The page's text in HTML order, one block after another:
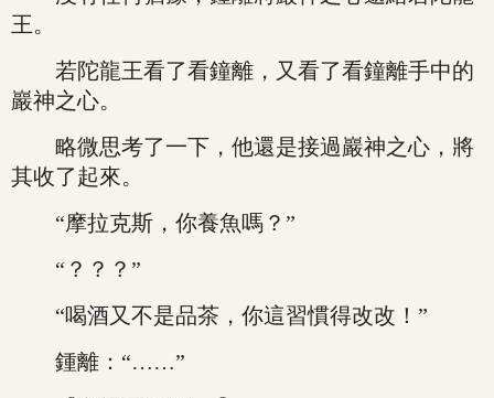
王。
若陀龍王看了看鐘離，又看了看鐘離手中的
巖神之心。
略微思考了一下，他還是接過巖神之心，將
其收了起來。
“摩拉克斯，你養魚嗎？”
“？？？”
“喝酒又不是品茶，你這習慣得改改！”
鍾離：“……”